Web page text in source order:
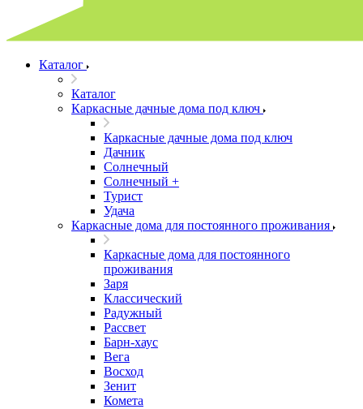
Каталог
Каталог
Каркасные дачные дома под ключ
Каркасные дачные дома под ключ
Дачник
Солнечный
Солнечный +
Турист
Удача
Каркасные дома для постоянного проживания
Каркасные дома для постоянного
проживания
Заря
Классический
Радужный
Рассвет
Барн-хаус
Вега
Восход
Зенит
Комета